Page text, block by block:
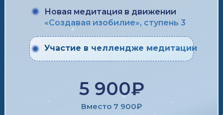
Участие в челлендже медитации
Новая медитация в движении
«Создавая изобилие», ступень 3
5 900₽
Вместо 7 900₽